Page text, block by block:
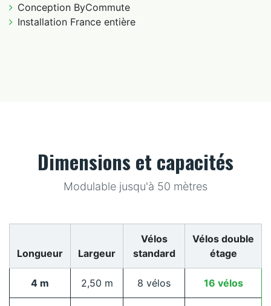
Conception ByCommute
Installation France entière
Dimensions et capacités
Modulable jusqu'à 50 mètres
Longueur Largeur
Vélos
standard
Vélos double
étage
4 m 2,50 m 8 vélos 16 vélos